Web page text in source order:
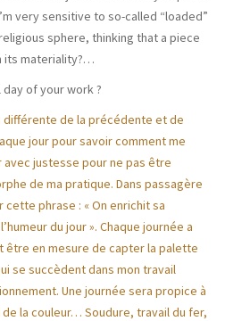
very sensitive to so-called “loaded”
sphere, thinking that a piece
its materiality?…
of your work ?
de la précédente et de
jour pour savoir comment me
justesse pour ne pas être
de ma pratique. Dans passagère
phrase : « On enrichit sa
du jour ». Chaque journée a
être en mesure de capter la palette
se succèdent dans mon travail
Une journée sera propice à
la couleur… Soudure, travail du fer,